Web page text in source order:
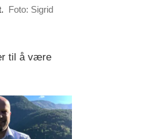
Foto: Sigrid
til å være